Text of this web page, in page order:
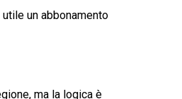
un abbonamento
ma la logica è